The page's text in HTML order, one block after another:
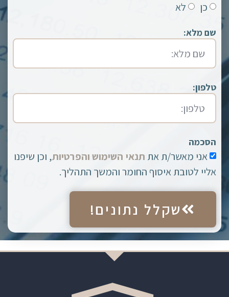
כן לא
שם מלא:
טלפון:
הסכמה
אני מאשר/ת את תנאי השימוש והפרטיות, וכן שיפנו
אליי לטובת איסוף החומר והמשך התהליך.
שקלל נתונים!